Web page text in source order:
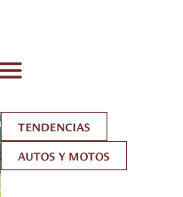
TENDENCIAS
AUTOS Y MOTOS